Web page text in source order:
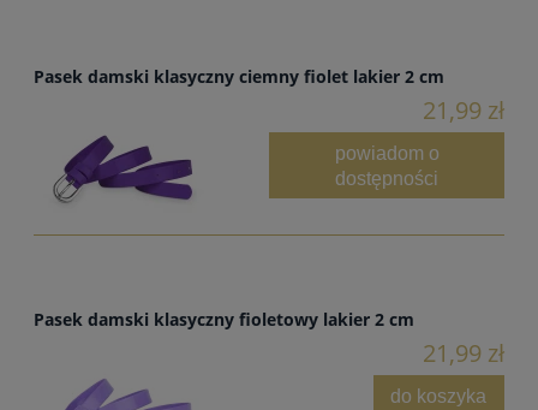
Pasek damski klasyczny ciemny fiolet lakier 2 cm
21,99 zł
powiadom o
dostępności
Pasek damski klasyczny fioletowy lakier 2 cm
21,99 zł
do koszyka